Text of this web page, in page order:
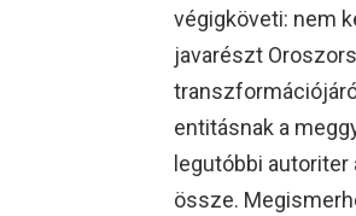
végigköveti: nem
javarészt
entitásnak a
legutóbbi
össze.